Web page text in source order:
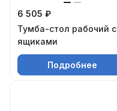
6 505 ₽
Тумба-стол рабочий с
ящиками
Подробнее